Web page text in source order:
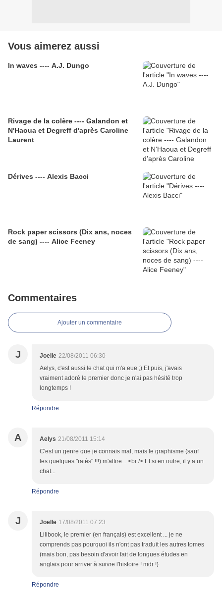
Vous aimerez aussi
In waves ---- A.J. Dungo
Rivage de la colère ---- Galandon et
N'Haoua et Degreff d'après Caroline
Laurent
Dérives ---- Alexis Bacci
Rock paper scissors (Dix ans, noces
de sang) ---- Alice Feeney
Commentaires
Ajouter un commentaire
J Joelle 22/08/2011 06:30
Aelys, c'est aussi le chat qui m'a eue ;) Et puis, j'avais
vraiment adoré le premier donc je n'ai pas hésité trop
longtemps !
Répondre
A Aelys 21/08/2011 15:14
C'est un genre que je connais mal, mais le graphisme (sauf
les quelques "ratés" !!!) m'attire... <br /> Et si en outre, il y a un
chat...
Répondre
J Joelle 17/08/2011 07:23
Lilibook, le premier (en français) est excellent ... je ne
comprends pas pourquoi ils n'ont pas traduit les autres tomes
(mais bon, pas besoin d'avoir fait de longues études en
anglais pour arriver à suivre l'histoire ! mdr !)
Répondre